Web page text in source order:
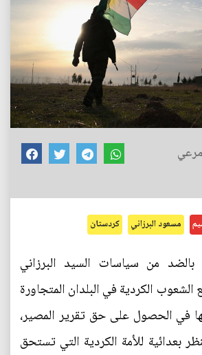
مسعود البرزاني كردستان
من سياسات السيد البرزاني
الكردية في البلدان المتجاورة
في الحصول على حق تقرير المصير،
بعدائية للأمة الكردية التي تستحق